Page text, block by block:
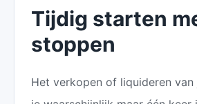
Tijdig starten
stoppen
Het verkopen of liquideren